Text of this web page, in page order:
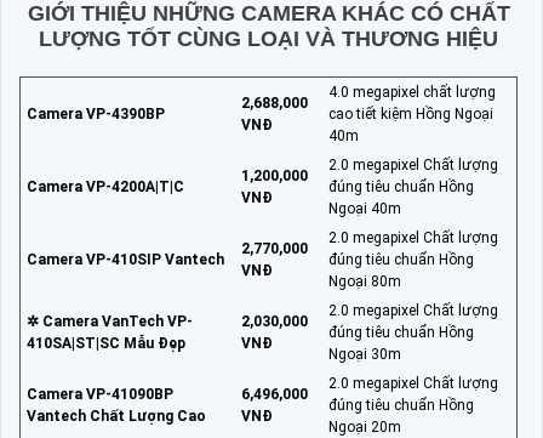
GIỚI THIỆU NHỮNG CAMERA KHÁC CÓ CHẤT
LƯỢNG TỐT CÙNG LOẠI VÀ THƯƠNG HIỆU
Camera VP-4390BP
2,688,000
VNĐ
4.0 megapixel chất lượng
cao tiết kiệm Hồng Ngoại
40m
Camera VP-4200A|T|C
1,200,000
VNĐ
2.0 megapixel Chất lượng
đúng tiêu chuẩn Hồng
Ngoại 40m
Camera VP-410SIP Vantech
2,770,000
VNĐ
2.0 megapixel Chất lượng
đúng tiêu chuẩn Hồng
Ngoại 80m
✲ Camera VanTech VP-
410SA|ST|SC Mẫu Đẹp
2,030,000
VNĐ
2.0 megapixel Chất lượng
đúng tiêu chuẩn Hồng
Ngoại 30m
Camera VP-41090BP
Vantech Chất Lượng Cao
6,496,000
VNĐ
2.0 megapixel Chất lượng
đúng tiêu chuẩn Hồng
Ngoại 20m